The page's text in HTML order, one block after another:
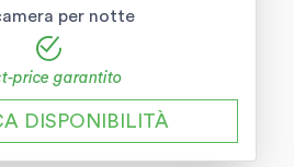
per notte
price garantito
DISPONIBILITÀ